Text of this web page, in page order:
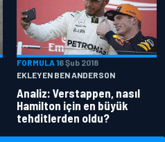
FORMULA 16 Şub 2018
EKLEYEN BEN ANDERSON
Analiz: Verstappen, nasıl
Hamilton için en büyük
tehditlerden oldu?